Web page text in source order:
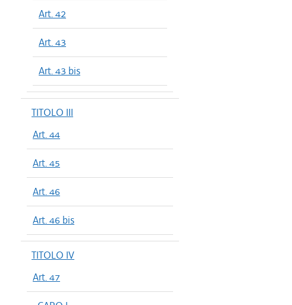
Art. 42
Art. 43
Art. 43 bis
TITOLO III
Art. 44
Art. 45
Art. 46
Art. 46 bis
TITOLO IV
Art. 47